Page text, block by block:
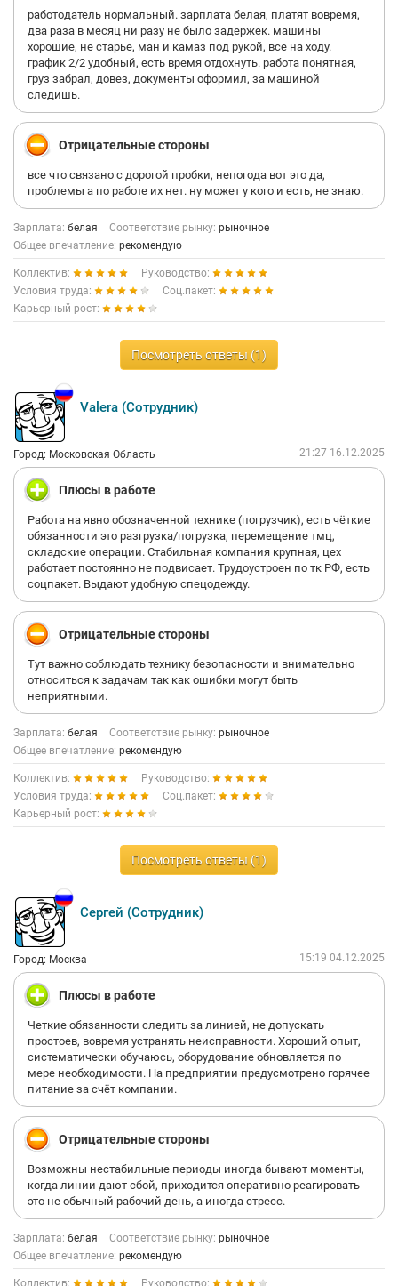
поставить 0 звёзд я бы это сделал а так 1 звезда . Надеюсь до
высшей стоящего руководства отзыв дойдёт.
работодатель нормальный. зарплата белая, платят вовремя,
два раза в месяц ни разу не было задержек. машины
хорошие, не старье, ман и камаз под рукой, все на ходу.
график 2/2 удобный, есть время отдохнуть. работа понятная,
груз забрал, довез, документы оформил, за машиной
следишь.
Отрицательные стороны
все что связано с дорогой пробки, непогода вот это да,
проблемы а по работе их нет. ну может у кого и есть, не знаю.
Зарплата: белая Соответствие рынку: рыночное
Общее впечатление: рекомендую
Коллектив:
Руководство:
Условия труда:
Соц.пакет:
Карьерный рост:
Посмотреть ответы (1)
Valera (Сотрудник)
Город: Московская Область 21:27 16.12.2025
Плюсы в работе
Работа на явно обозначенной технике (погрузчик), есть чёткие
обязанности это разгрузка/погрузка, перемещение тмц,
складские операции. Стабильная компания крупная, цех
работает постоянно не подвисает. Трудоустроен по тк РФ, есть
соцпакет. Выдают удобную спецодежду.
Отрицательные стороны
Тут важно соблюдать технику безопасности и внимательно
относиться к задачам так как ошибки могут быть
неприятными.
Зарплата: белая Соответствие рынку: рыночное
Общее впечатление: рекомендую
Коллектив:
Руководство:
Условия труда:
Соц.пакет:
Карьерный рост:
Посмотреть ответы (1)
Сергей (Сотрудник)
Город: Москва 15:19 04.12.2025
Плюсы в работе
Четкие обязанности следить за линией, не допускать
простоев, вовремя устранять неисправности. Хороший опыт,
систематически обучаюсь, оборудование обновляется по
мере необходимости. На предприятии предусмотрено горячее
питание за счёт компании.
Отрицательные стороны
Возможны нестабильные периоды иногда бывают моменты,
когда линии дают сбой, приходится оперативно реагировать
это не обычный рабочий день, а иногда стресс.
Зарплата: белая Соответствие рынку: рыночное
Общее впечатление: рекомендую
Коллектив:
Руководство: